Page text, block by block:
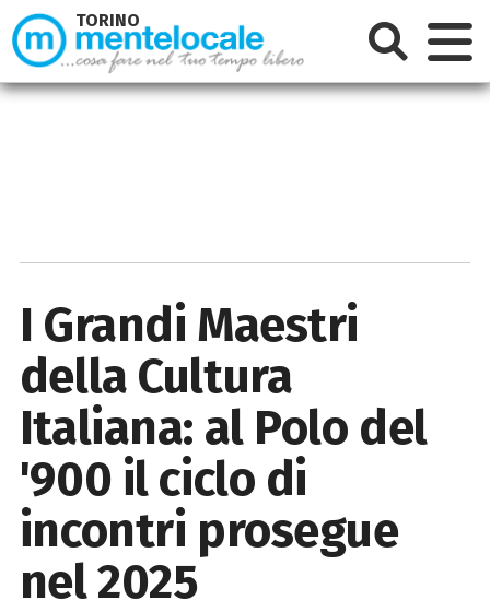
I Grandi Maestri
della Cultura
Italiana: al Polo del
'900 il ciclo di
incontri prosegue
nel 2025
TORINO